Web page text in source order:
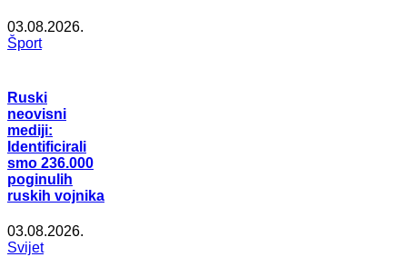
03.08.2026.
Šport
Ruski
neovisni
mediji:
Identificirali
smo 236.000
poginulih
ruskih vojnika
03.08.2026.
Svijet